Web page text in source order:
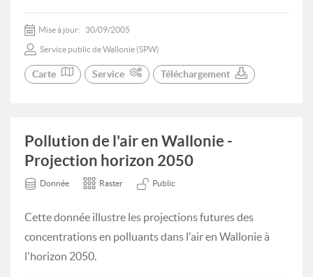
Mise à jour: 30/09/2005
Service public de Wallonie (SPW)
Carte Service Téléchargement
Pollution de l'air en Wallonie -
Projection horizon 2050
Donnée Raster Public
Cette donnée illustre les projections futures des
concentrations en polluants dans l'air en Wallonie à
l'horizon 2050.